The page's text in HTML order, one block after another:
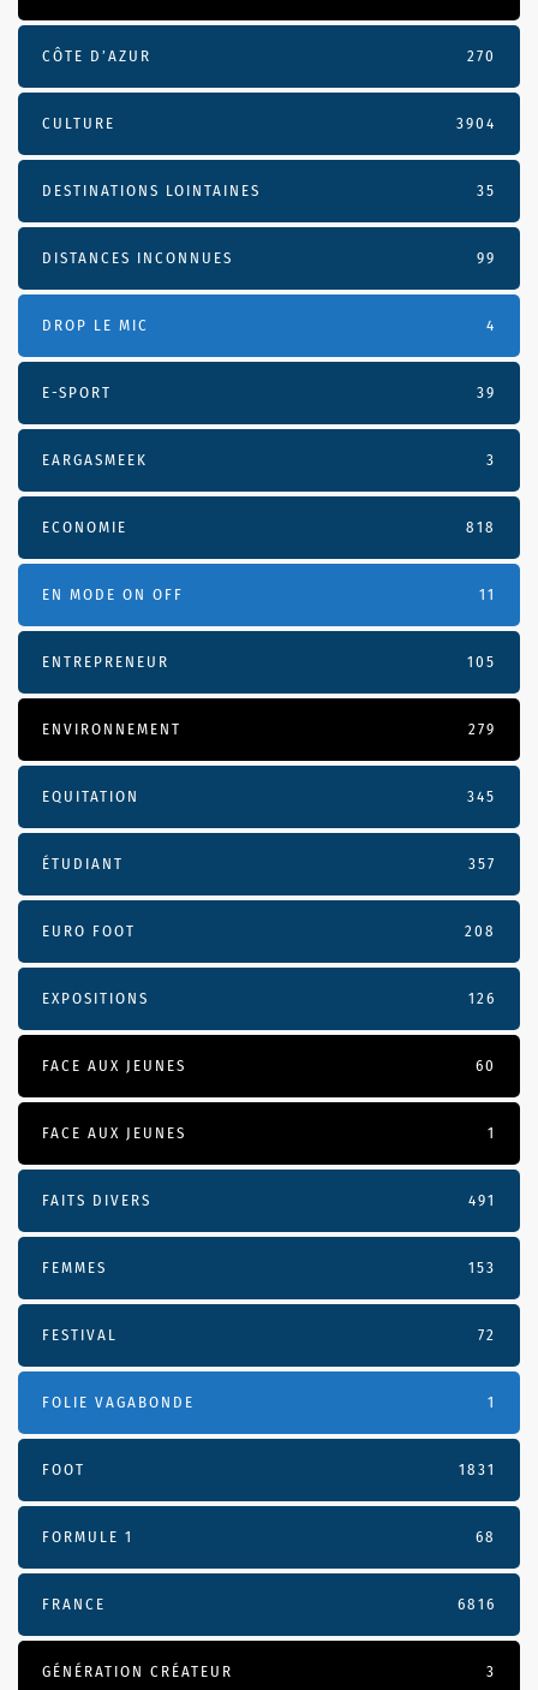
CÔTE D’AZUR 270
CULTURE 3904
DESTINATIONS LOINTAINES 35
DISTANCES INCONNUES 99
DROP LE MIC 4
E-SPORT 39
EARGASMEEK 3
ECONOMIE 818
EN MODE ON OFF 11
ENTREPRENEUR 105
ENVIRONNEMENT 279
EQUITATION 345
ÉTUDIANT 357
EURO FOOT 208
EXPOSITIONS 126
FACE AUX JEUNES 60
FACE AUX JEUNES 1
FAITS DIVERS 491
FEMMES 153
FESTIVAL 72
FOLIE VAGABONDE 1
FOOT 1831
FORMULE 1 68
FRANCE 6816
GÉNÉRATION CRÉATEUR 3